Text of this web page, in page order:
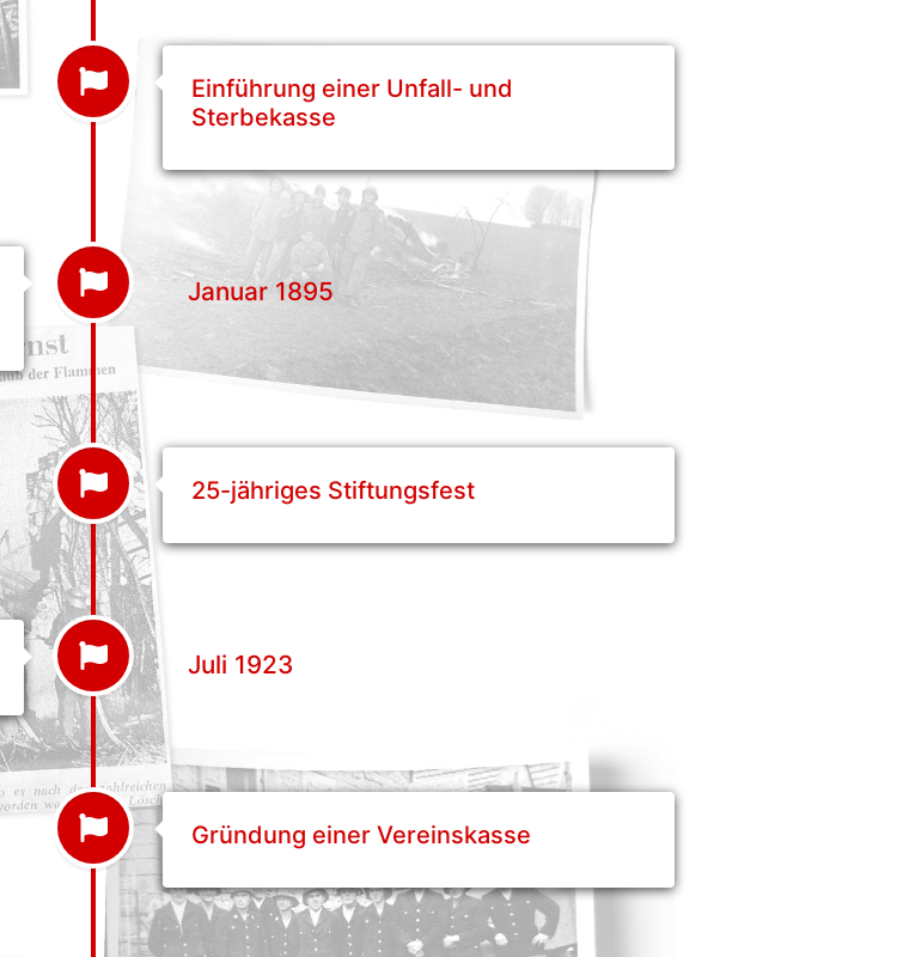
Einführung einer Unfall- und
Sterbekasse
Januar 1895
25-jähriges Stiftungsfest
Juli 1923
Gründung einer Vereinskasse